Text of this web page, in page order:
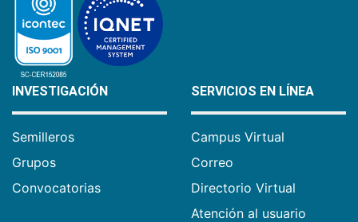
INVESTIGACIÓN
Semilleros
Grupos
Convocatorias
SERVICIOS EN LÍNEA
Campus Virtual
Correo
Directorio Virtual
Atención al usuario